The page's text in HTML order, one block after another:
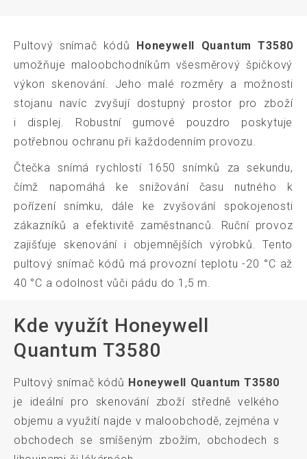
Pultový snímač kódů Honeywell Quantum T3580
umožňuje maloobchodníkům všesměrový špičkový
výkon skenování. Jeho malé rozměry a možnosti
stojanu navíc zvyšují dostupný prostor pro zboží
i displej. Robustní gumové pouzdro poskytuje
potřebnou ochranu při každodenním provozu.
Čtečka snímá rychlostí 1650 snímků za sekundu,
čímž napomáhá ke snižování času nutného k
pořízení snímku, dále ke zvyšování spokojenosti
zákazníků a efektivitě zaměstnanců. Ruční provoz
zajišťuje skenování i objemnějších výrobků. Tento
pultový snímač kódů má provozní teplotu -20 °C až
40 °C a odolnost vůči pádu do 1,5 m.
Kde využít Honeywell
Quantum T3580
Pultový snímač kódů Honeywell Quantum T3580
je ideální pro skenování zboží středně velkého
objemu a využití najde v maloobchodě, zejména v
obchodech se smíšeným zbožím, obchodech s